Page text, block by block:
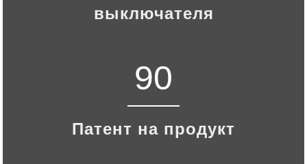
выключателя
90
Патент на продукт